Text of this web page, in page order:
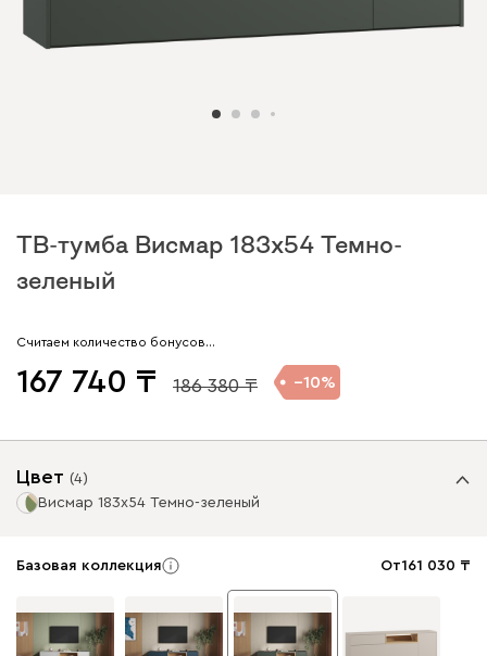
ТВ-тумба Висмар 183x54 Темно-
зеленый
Считаем количество бонусов…
167 740 186 380 10
Цвет (4)
Висмар 183x54 Темно-зеленый
Базовая коллекция От161 030